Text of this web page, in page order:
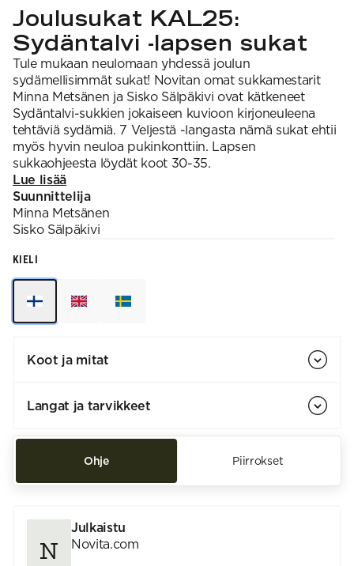
Joulusukat KAL25:
Sydäntalvi -lapsen sukat
Tule mukaan neulomaan yhdessä joulun
sydämellisimmät sukat! Novitan omat sukkamestarit
Minna Metsänen ja Sisko Sälpäkivi ovat kätkeneet
Sydäntalvi-sukkien jokaiseen kuvioon kirjoneuleena
tehtäviä sydämiä. 7 Veljestä -langasta nämä sukat ehtii
myös hyvin neuloa pukinkonttiin. Lapsen
sukkaohjeesta löydät koot 30-35.
Lue lisää
Suunnittelija
Minna Metsänen
Sisko Sälpäkivi
KIELI
Koot ja mitat
Langat ja tarvikkeet
Ohje Piirrokset
Julkaistu
Novita.com